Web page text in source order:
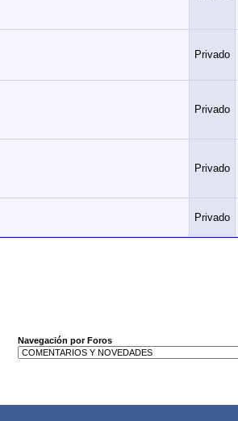
Privado
Privado
Privado
Privado
Navegación por Foros